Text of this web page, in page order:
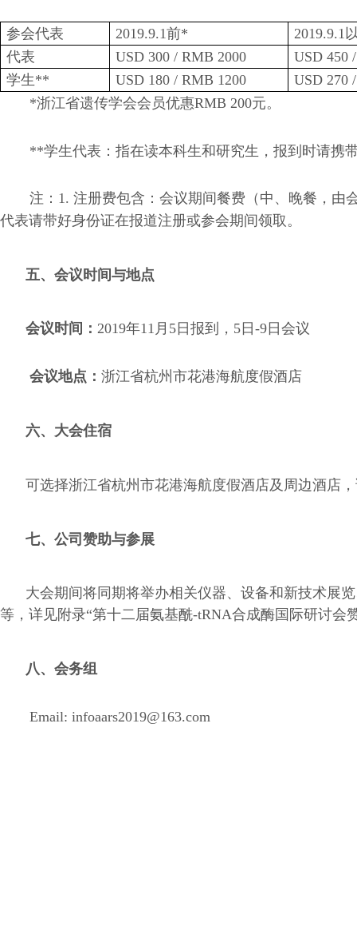
参会代表 2019.9.1前* 2019.9.1
代表
USD 300 / RMB 2000
USD 450
学生** USD 180 / RMB 1200
USD 270
*浙江省遗传学会会员优惠RMB 200元。
**学生代表：指在读本科生和研究生，报到时请携
注： 1.注册费包含：会议期间餐费（中、晚餐，由
代表请带好身份证在报道注册或参会期间领取。
五、会议时间与地点
会议时间： 2019年11 月 5 日报到， 5 日 -9 日会议
会议地点：浙江省杭州市花港海航度假酒店
六、大会住宿
可选择浙江省杭州市花港海航度假酒店及周边酒店
七、公司赞助与参展
大会期间将同期将举办相关仪器、设备和新技术展
等，详见附录“第十二届氨基酰-tRNA合成酶国际研讨会
八、会务组
Email: infoaars2019@163.com